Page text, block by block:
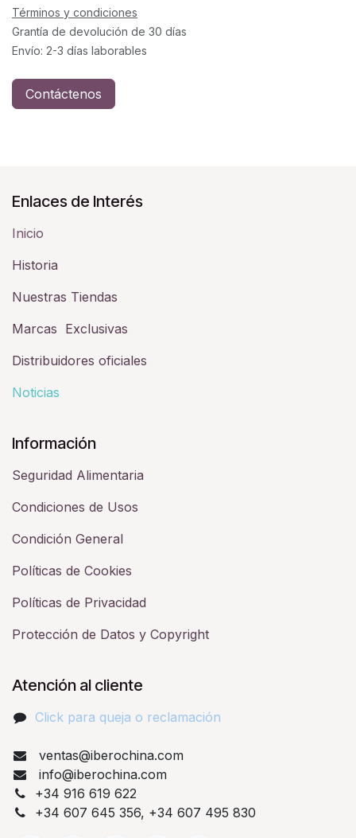
Términos y condiciones
Grantía de devolución de 30 días
Envío: 2-3 días laborables
Contáctenos
Enlaces de Interés
Inicio
Historia​
Nuestras Tiendas
Marcas Exclusivas
Distribuidores oficiales
Noticias
Información
Seguridad Alimentaria
Condiciones de Usos
Condición General
Políticas de Cookies
Políticas de Privacidad
Protección de Datos y Copyright
Atención al cliente
Click para queja o reclamación​
ventas@iberochina.com
info@iberochina.com
+34 916 619 622
+34 607 645 356, +34 607 495 830